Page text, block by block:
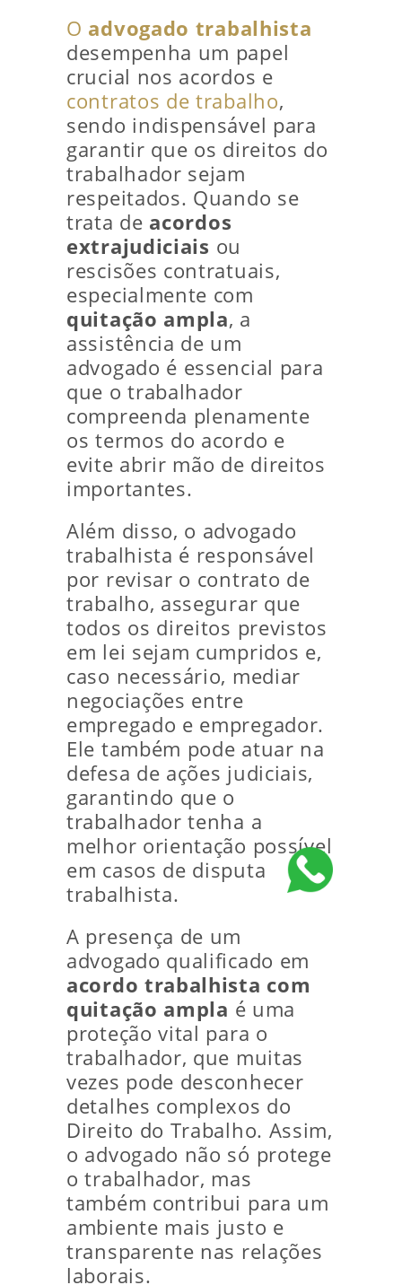
O advogado trabalhista
desempenha um papel
crucial nos acordos e
contratos de trabalho,
sendo indispensável para
garantir que os direitos do
trabalhador sejam
respeitados. Quando se
trata de acordos
extrajudiciais ou
rescisões contratuais,
especialmente com
quitação ampla, a
assistência de um
advogado é essencial para
que o trabalhador
compreenda plenamente
os termos do acordo e
evite abrir mão de direitos
importantes.
Além disso, o advogado
trabalhista é responsável
por revisar o contrato de
trabalho, assegurar que
todos os direitos previstos
em lei sejam cumpridos e,
caso necessário, mediar
negociações entre
empregado e empregador.
Ele também pode atuar na
defesa de ações judiciais,
garantindo que o
trabalhador tenha a
melhor orientação possível
em casos de disputa
trabalhista.
A presença de um
advogado qualificado em
acordo trabalhista com
quitação ampla é uma
proteção vital para o
trabalhador, que muitas
vezes pode desconhecer
detalhes complexos do
Direito do Trabalho. Assim,
o advogado não só protege
o trabalhador, mas
também contribui para um
ambiente mais justo e
transparente nas relações
laborais.